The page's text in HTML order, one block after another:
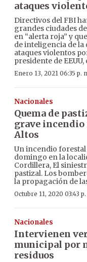
ataques
Directivos del FBI
grandes ciudades
en “alerta roja” y
de inteligencia de
ataques violentos
presidente de
Enero 13, 2021 06:35 p.
Nacionales
Quema de
grave
Altos
Un incendio
domingo en la
Cordillera, El
pastizal. Los
la propagación de
Octubre 11, 2020 03:43
Nacionales
Intervienen
municipal por
residuos